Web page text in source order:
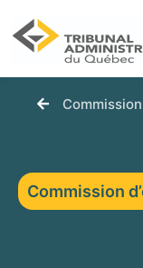
Commission